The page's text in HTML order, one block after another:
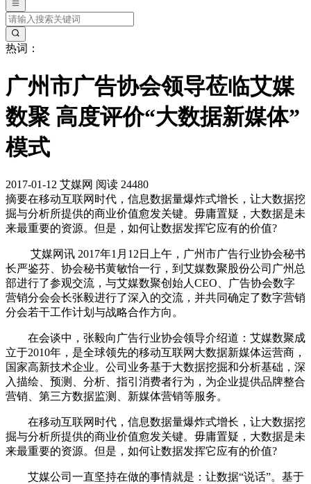
热词：
广州市广告协会领导莅临艾媒
数聚 高度评价“大数据新媒体”
模式
2017-01-12 艾媒网 阅读 24480
摘要在移动互联网时代，信息数据量爆炸式增长，让大数据挖
掘与分析所提供的商业价值愈发关键。毋庸置疑，大数据是未
来最重要的资源。但是，如何让数据发挥它应有的价值?
艾媒网讯 2017年1月12日上午，广州市广告行业协会秘书
长严鉴芬、协会秘书黄敏怡一行，到艾媒数聚股份公司广州总
部进行了参观交流，与艾媒数聚创始人CEO、广告协会数字
营销分会会长张毅进行了深入的交流，并共同确定了数字营销
分会若干工作计划与战略合作方向。
在会谈中，张毅向广告行业协会领导介绍道：艾媒数聚成
立于2010年，是全球领先的移动互联网大数据新媒体运营商，
国家高新技术企业。公司业务基于大数据挖掘和分析基础，深
入描绘、预测、分析、指引消费者行为，为企业提供品牌整合
营销、第三方数据监测、新媒体营销等服务。
在移动互联网时代，信息数据量爆炸式增长，让大数据挖
掘与分析所提供的商业价值愈发关键。毋庸置疑，大数据是未
来最重要的资源。但是，如何让数据发挥它应有的价值?
艾媒公司一直坚持在做的事情就是：让数据“说话”。基于